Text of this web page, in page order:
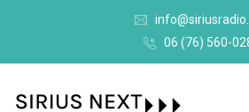
06 (76) 560-